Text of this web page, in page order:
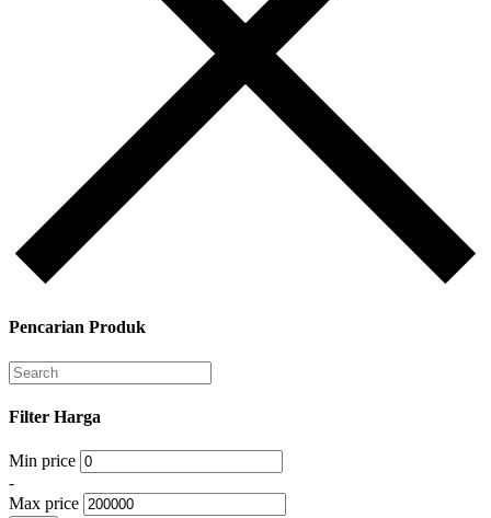
Pencarian Produk
Filter Harga
Min price
-
Max price